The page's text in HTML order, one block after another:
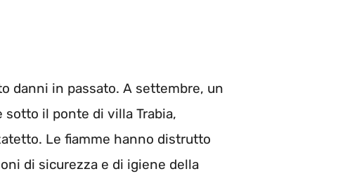
danni in passato. A settembre, un
il ponte di villa Trabia,
Le fiamme hanno distrutto
di sicurezza e di igiene della